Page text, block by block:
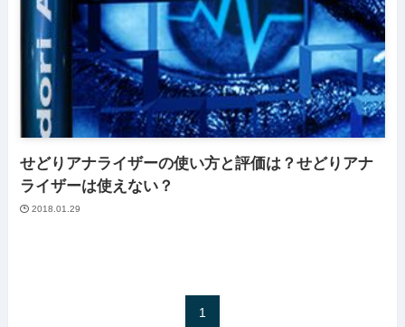
せどりアナライザーの使い方と評価は？せどりアナ
ライザーは使えない？
2018.01.29
1